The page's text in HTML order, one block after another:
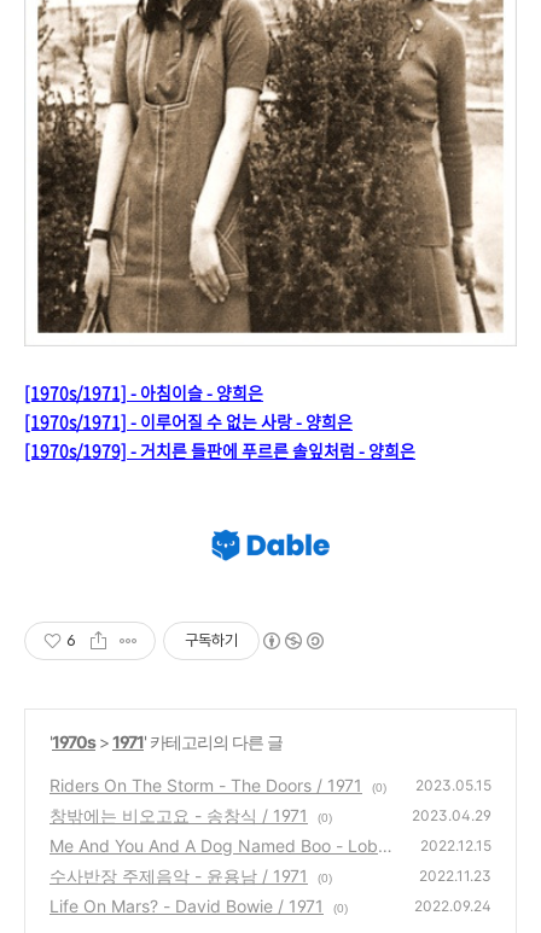
[1970s/1971] - 아침이슬 - 양희은
[1970s/1971] - 이루어질 수 없는 사랑 - 양희은
[1970s/1979] - 거치른 들판에 푸르른 솔잎처럼 - 양희은
6 구독하기
'1970s>1971' 카테고리의 다른 글
Riders On The Storm - The Doors / 1971 (0) 2023.05.15
창밖에는 비오고요 - 송창식 / 1971 (0) 2023.04.29
Me And You And A Dog Named Boo - Lobo​
/ 1971
(1)
2022.12.15
수사반장 주제음악 - 윤용남 / 1971 (0) 2022.11.23
Life On Mars? - David Bowie / 1971 (0) 2022.09.24